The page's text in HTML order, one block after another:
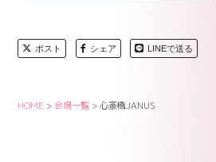
ポスト シェア LINEで送る
HOME >会場一覧 >心斎橋JANUS